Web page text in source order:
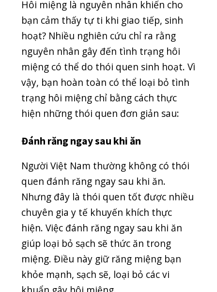
hiện những thói quen đơn giản sau:
Đánh răng ngay sau khi ăn
Người Việt Nam thường không có thói
quen đánh răng ngay sau khi ăn.
Nhưng đây là thói quen tốt được nhiều
chuyên gia y tế khuyến khích thực
hiện. Việc đánh răng ngay sau khi ăn
giúp loại bỏ sạch sẽ thức ăn trong
khỏe mạnh, sạch sẽ, loại bỏ các vi
Mỗi người nên đánh răng tối thiểu 2
lần mỗi ngày, mỗi lần đánh răng kéo
dài 2 phút. Bạn nên đánh răng sau khi
ăn 30 phút để vệ sinh miệng sạch sẽ
nhất.